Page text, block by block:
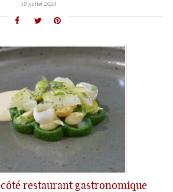
10 juillet 2024
restaurant gastronomique